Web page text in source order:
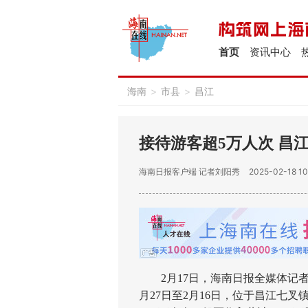
资讯中心
首页
海南 > 市县 > 昌江
接待游客超5万人次 昌
海南日报客户端 记者刘阳秀 2025-02-18
2月17日，海南日报全媒体记者
月27日至2月16日，位于昌江七叉